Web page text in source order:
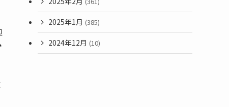
2025年1月 (385)
2024年12月 (10)